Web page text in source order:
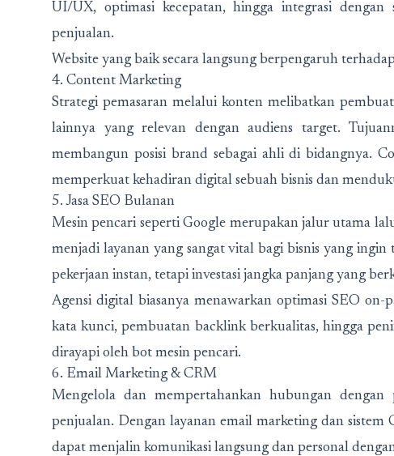
UI/UX, optimasi kecepatan, hingga integrasi
penjualan.
Website yang baik secara langsung berpengaruh
4. Content Marketing
Strategi pemasaran melalui konten melibatkan
lainnya yang relevan dengan audiens target.
membangun posisi brand sebagai ahli di bidangnya.
memperkuat kehadiran digital sebuah bisnis dan
5. Jasa SEO Bulanan
Mesin pencari seperti Google merupakan jalur utama
menjadi layanan yang sangat vital bagi bisnis yang
pekerjaan instan, tetapi investasi jangka panjang yang
Agensi digital biasanya menawarkan optimasi SEO
kata kunci, pembuatan backlink berkualitas, hingga
dirayapi oleh bot mesin pencari.
6. Email Marketing & CRM
Mengelola dan mempertahankan hubungan
penjualan. Dengan layanan email marketing dan
dapat menjalin komunikasi langsung dan personal